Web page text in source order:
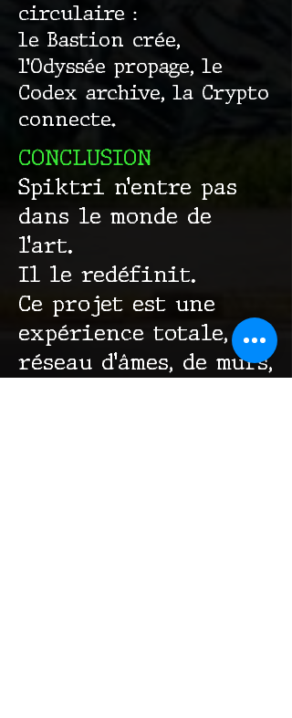
circulaire :
le Bastion crée,
l’Odyssée propage, le
Codex archive, la Crypto
connecte.
CONCLUSION
Spiktri n’entre pas
dans le monde de
l’art.
Il le redéfinit.
Ce projet est une
expérience totale, un
réseau d’âmes, de murs,